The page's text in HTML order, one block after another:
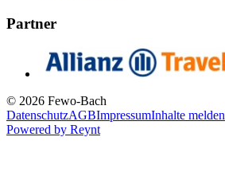
Partner
© 2026 Fewo-Bach
DatenschutzAGBImpressumInhalte melden
Powered by Reynt